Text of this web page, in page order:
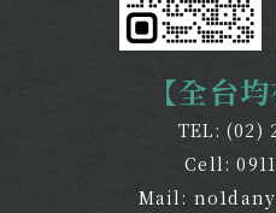
【全台
TEL:(02)
Cell:
Mail: